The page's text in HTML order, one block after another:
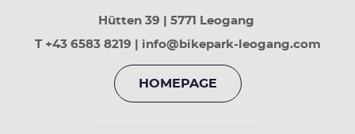
Hütten 39 | 5771 Leogang
T +43 6583 8219 | info@bikepark-leogang.com
HOMEPAGE